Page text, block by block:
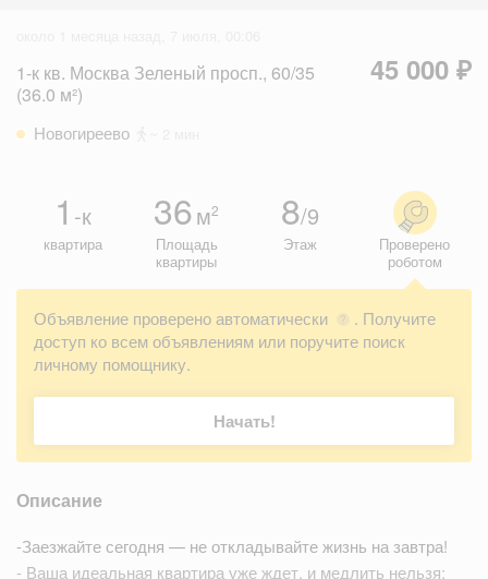
1-к кв. Москва Зеленый просп., 60/35
(36.0 м²)
45 000 ₽
Новогиреево
1 -к
квартира
36м2
Площадь
квартиры
8/9
Этаж
Проверено
роботом
Объявление проверено автоматически ?
. Получите
доступ ко всем объявлениям или поручите поиск
личному помощнику.
Начать!
Описание
-Заезжайте сегодня — не откладывайте жизнь на завтра!
- Ваша идеальная квартира уже ждет, и медлить нельзя: